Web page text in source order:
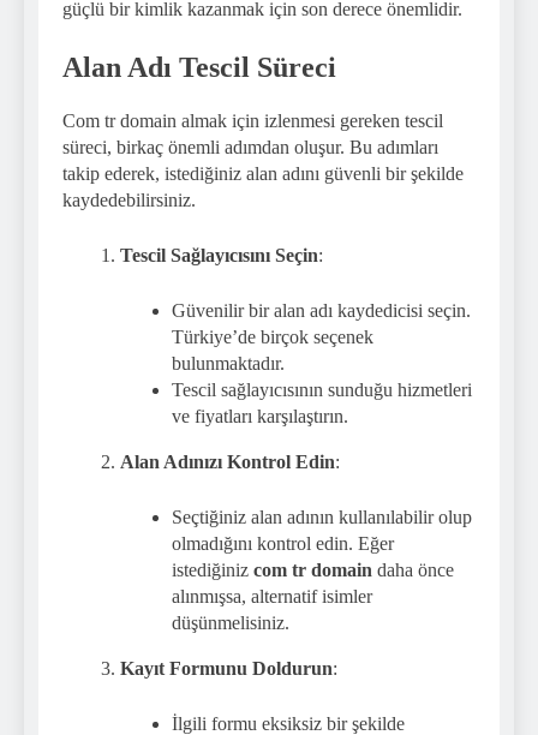
güçlü bir kimlik kazanmak için son derece önemlidir.
Alan Adı Tescil Süreci
Com tr domain almak için izlenmesi gereken tescil
süreci, birkaç önemli adımdan oluşur. Bu adımları
takip ederek, istediğiniz alan adını güvenli bir şekilde
kaydedebilirsiniz.
Tescil Sağlayıcısını Seçin:
Güvenilir bir alan adı kaydedicisi seçin.
Türkiye’de birçok seçenek
bulunmaktadır.
Tescil sağlayıcısının sunduğu hizmetleri
ve fiyatları karşılaştırın.
Alan Adınızı Kontrol Edin:
Seçtiğiniz alan adının kullanılabilir olup
olmadığını kontrol edin. Eğer
istediğinizcom tr domain daha önce
alınmışsa, alternatif isimler
düşünmelisiniz.
Kayıt Formunu Doldurun:
İlgili formu eksiksiz bir şekilde